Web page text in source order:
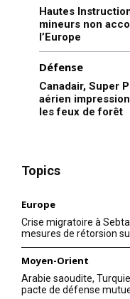
Hautes
mineurs non
l’Europe
Défense
Canadair, Super
aérien
les feux de forêt
Topics
Europe
Crise migratoire à Sebta
mesures de rétorsion
Moyen-Orient
Arabie saoudite,
pacte de défense